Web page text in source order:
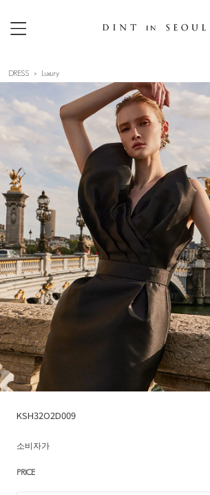
DRESS Luxury
KSH32O2D009
소비자가
PRICE